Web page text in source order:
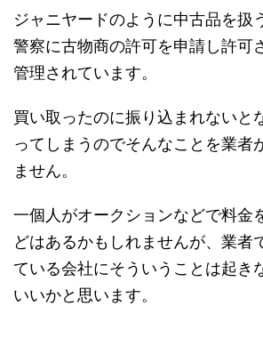
ジャニヤードのように中古品を扱
警察に古物商の許可を申請し許可
管理されています。
買い取ったのに振り込まれないと
ってしまうのでそんなことを業者
ません。
一個人がオークションなどで料金
どはあるかもしれませんが、業者
ている会社にそういうことは起き
いいかと思います。